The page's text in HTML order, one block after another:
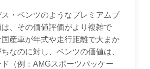
・ベンツのようなプレミアムブ
、その価値評価がより複雑で
産車が年式や走行距離で大まか
なのに対し、ベンツの価値は、
（例：AMGスポーツパッケー